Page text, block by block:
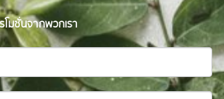
มชั่นจากพวกเรา